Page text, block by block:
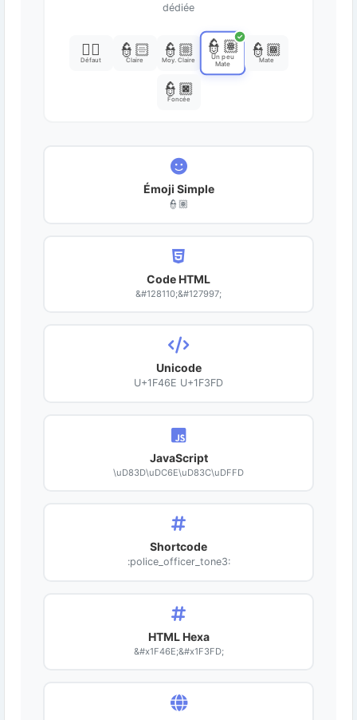
dédiée
👮‍♀️
Défaut
👮🏻
Claire
👮🏼
Moy. Claire
✓
👮🏽
Un peu
Mate
👮🏾
Mate
👮🏿
Foncée
Émoji Simple
👮🏽
Code HTML
&#128110;&#127997;
Unicode
U+1F46E U+1F3FD
JavaScript
\uD83D\uDC6E\uD83C\uDFFD
Shortcode
:police_officer_tone3:
HTML Hexa
&#x1F46E;&#x1F3FD;